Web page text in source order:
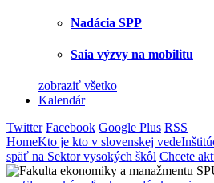
Nadácia SPP
Saia výzvy na mobilitu
zobraziť všetko
Kalendár
Twitter Facebook Google Plus RSS
HomeKto je kto v slovenskej vede
späť na Sektor vysokých škôl Chcete